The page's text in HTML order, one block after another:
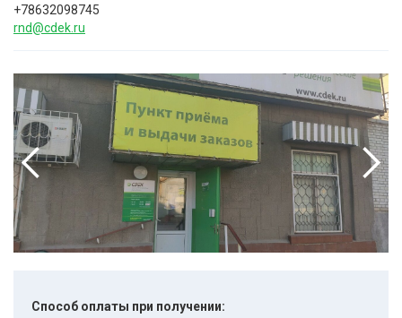
+78632098745
rnd@cdek.ru
Способ оплаты при получении: